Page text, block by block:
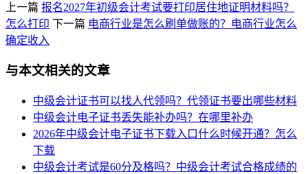
上一篇 报名2027年初级会计考试要打印居住地证明材料吗？
怎么打印 下一篇 电商行业是怎么刷单做账的？电商行业怎么
确定收入
与本文相关的文章
中级会计证书可以找人代领吗？代领证书要出哪些材料
中级会计电子证书丢失能补办吗？在哪里补办
2026年中级会计电子证书下载入口什么时候开通？怎么
下载
中级会计考试是60分及格吗？中级会计考试合格成绩的